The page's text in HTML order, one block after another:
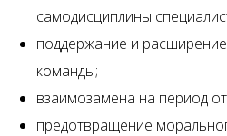
самодисциплины
поддержание и
команды;
взаимозамена на период
предотвращение